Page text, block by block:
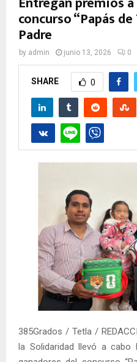
concurso “Papás
Padre
by admin junio 13, 2026 0
SHARE 0
385Grados / Tetla /
la Solidaridad llevó a